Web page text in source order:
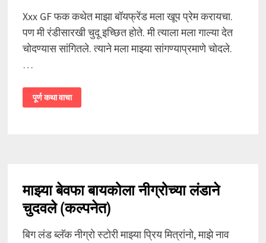
Xxx GF फक कथेत माझा बॉयफ्रेंड मला खूप प्रेम करायचा.
पण मी रंडीसारखी चुदू इच्छित होते. मी त्याला मला गाल्या देत
चोदण्यास सांगितले. त्याने मला माझ्या सांगण्याप्रमाणे चोदले.
…
माझ्या
यारची
रंडी
पूर्ण कथा वाचा
माझ्या बेवफा बायकोला नीग्रोच्या लंडाने
चुदवले (कल्पनेत)
बिग लंड ब्लॅक नीग्रो स्टोरी माझ्या प्रिय मित्रांनो, माझे नाव